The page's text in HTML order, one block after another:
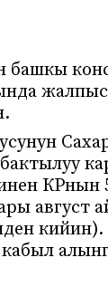
башкы
август